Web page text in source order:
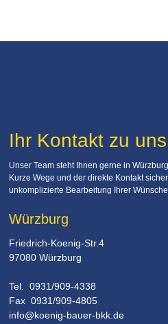
Würzburg
Friedrich-Koenig-Str.4
97080 Würzburg
Tel.  0931/909-4338
Fax  0931/909-4805
info@koenig-bauer-bkk.de
Ihr Kontakt zu
Unser Team steht Ihnen gerne in
Kurze Wege und der direkte Kontakt
unkomplizierte Bearbeitung Ihrer